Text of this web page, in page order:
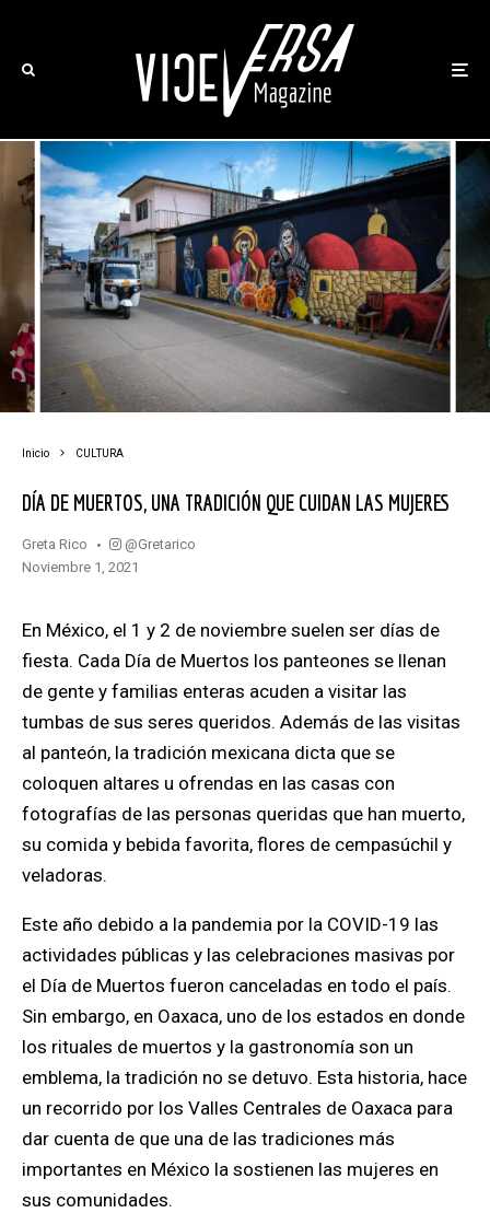
Inicio CULTURA
DÍA DE MUERTOS, UNA TRADICIÓN QUE CUIDAN LAS MUJERES
Greta Rico
@gretarico
noviembre 1, 2021
En México, el 1 y 2 de noviembre suelen ser días de
fiesta. Cada Día de Muertos los panteones se llenan
de gente y familias enteras acuden a visitar las
tumbas de sus seres queridos. Además de las visitas
al panteón, la tradición mexicana dicta que se
coloquen altares u ofrendas en las casas con
fotografías de las personas queridas que han muerto,
su comida y bebida favorita, flores de cempasúchil y
veladoras.
Este año debido a la pandemia por la COVID-19 las
actividades públicas y las celebraciones masivas por
el Día de Muertos fueron canceladas en todo el país.
Sin embargo, en Oaxaca, uno de los estados en donde
los rituales de muertos y la gastronomía son un
emblema, la tradición no se detuvo. Esta historia, hace
un recorrido por los Valles Centrales de Oaxaca para
dar cuenta de que una de las tradiciones más
importantes en México la sostienen las mujeres en
sus comunidades.